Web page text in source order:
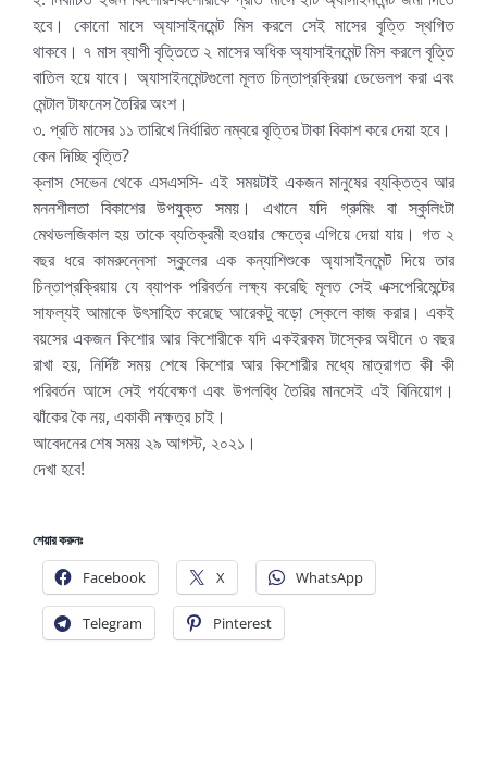
হবে। কোনো মাসে অ্যাসাইনমেন্ট মিস করলে সেই মাসের বৃত্তি স্থগিত
থাকবে। ৭ মাস ব্যাপী বৃত্তিতে ২ মাসের অধিক অ্যাসাইনমেন্ট মিস করলে বৃত্তি
বাতিল হয়ে যাবে। অ্যাসাইনমেন্টগুলো মূলত চিন্তাপ্রক্রিয়া ডেভেলপ করা এবং
মেন্টাল টাফনেস তৈরির অংশ।
৩. প্রতি মাসের ১১ তারিখে নির্ধারিত নম্বরে বৃত্তির টাকা বিকাশ করে দেয়া হবে।
কেন দিচ্ছি বৃত্তি?
ক্লাস সেভেন থেকে এসএসসি- এই সময়টাই একজন মানুষের ব্যক্তিত্ব আর
মননশীলতা বিকাশের উপযুক্ত সময়। এখানে যদি গ্রুমিং বা স্কুলিংটা
মেথডলজিকাল হয় তাকে ব্যতিক্রমী হওয়ার ক্ষেত্রে এগিয়ে দেয়া যায়। গত ২
বছর ধরে কামরুন্নেসা স্কুলের এক কন্যাশিশুকে অ্যাসাইনমেন্ট দিয়ে তার
চিন্তাপ্রক্রিয়ায় যে ব্যাপক পরিবর্তন লক্ষ্য করেছি মূলত সেই এক্সপেরিমেন্টের
সাফল্যই আমাকে উৎসাহিত করেছে আরেকটু বড়ো স্কেলে কাজ করার। একই
বয়সের একজন কিশোর আর কিশোরীকে যদি একইরকম টাস্কের অধীনে ৩ বছর
রাখা হয়, নির্দিষ্ট সময় শেষে কিশোর আর কিশোরীর মধ্যে মাত্রাগত কী কী
পরিবর্তন আসে সেই পর্যবেক্ষণ এবং উপলব্ধি তৈরির মানসেই এই বিনিয়োগ।
ঝাঁকের কৈ নয়, একাকী নক্ষত্র চাই।
আবেদনের শেষ সময় ২৯ আগস্ট, ২০২১।
দেখা হবে!
শেয়ার করুনঃ
Facebook X WhatsApp
Telegram Pinterest